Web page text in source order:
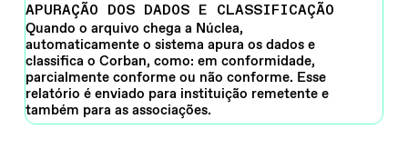
APURAÇÃO DOS DADOS E CLASSIFICAÇÃO
Quando o arquivo chega a Núclea,
automaticamente o sistema apura os dados e
classifica o Corban, como: em conformidade,
parcialmente conforme ou não conforme. Esse
relatório é enviado para instituição remetente e
também para as associações.